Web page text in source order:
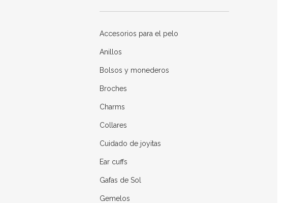
Accesorios para el pelo
Anillos
Bolsos y monederos
Broches
Charms
Collares
Cuidado de joyitas
Ear cuffs
Gafas de Sol
Gemelos